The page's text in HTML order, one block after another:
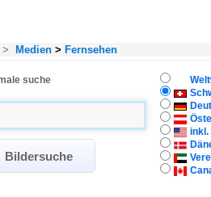
> Medien > Fernsehen
suche
inkl.